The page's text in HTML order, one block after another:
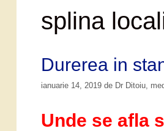
splina
Durerea in
ianuarie 14, 2019 de Dr Ditoiu,
Unde se afla